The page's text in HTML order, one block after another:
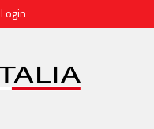
Login